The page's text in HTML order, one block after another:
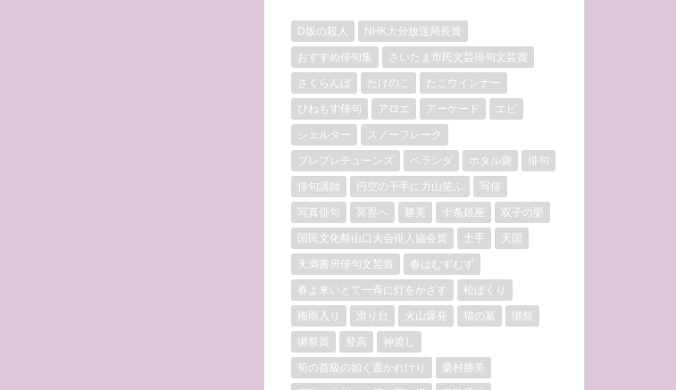
D坂の殺人
NHK大分放送局長賞
おすすめ俳句集
さいたま市民文芸俳句文芸賞
さくらんぼ
たけのこ
たこウインナー
ひねもす俳句
アロエ アーケード
エビ
シェルター
スノーフレーク
プレプレチューンズ
ベランダ ホタル袋
俳句
俳句講師
円空の千手に力山笑ふ
写俳
写真俳句
冥界へ 勝美 十条銀座
双子の嬰
国民文化祭山口大会俳人協会賞
土手
天国
天満書房俳句文芸賞
春はむずむず
春よ来いとて一斉に灯をかざす
松ぼくり
梅雨入り
滑り台 火山爆発 猫の墓
獺祭
獺祭賞
登高
神渡し
筍の首級の如く置かれけり
粟村勝美